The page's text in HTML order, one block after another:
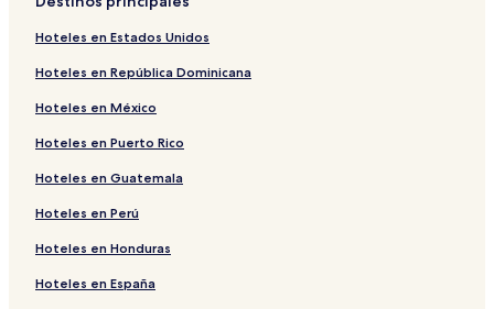
Hoteles en Estados Unidos
Hoteles en República Dominicana
Hoteles en México
Hoteles en Puerto Rico
Hoteles en Guatemala
Hoteles en Perú
Hoteles en Honduras
Hoteles en España